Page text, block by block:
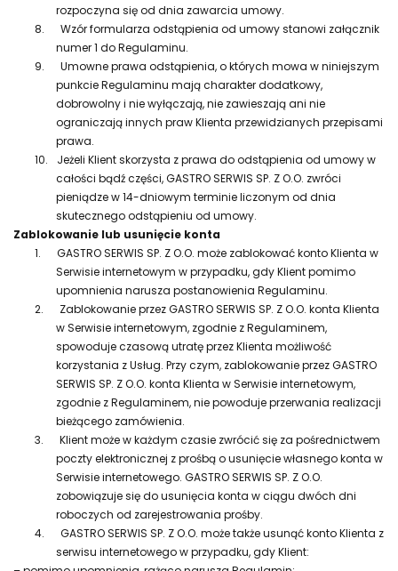
rozpoczyna się od dnia zawarcia umowy.
8.
Wzór formularza odstąpienia od umowy stanowi załącznik
numer 1 do Regulaminu.
9.
Umowne prawa odstąpienia, o których mowa w niniejszym
punkcie Regulaminu mają charakter dodatkowy,
dobrowolny i nie wyłączają, nie zawieszają ani nie
ograniczają innych praw Klienta przewidzianych przepisami
prawa.
10.
Jeżeli Klient skorzysta z prawa do odstąpienia od umowy w
całości bądź części, GASTRO SERWIS SP. Z O.O. zwróci
pieniądze w 14-dniowym terminie liczonym od dnia
skutecznego odstąpieniu od umowy.
Zablokowanie lub usunięcie konta
1.
GASTRO SERWIS SP. Z O.O. może zablokować konto Klienta w
Serwisie internetowym w przypadku, gdy Klient pomimo
upomnienia narusza postanowienia Regulaminu.
2.
Zablokowanie przez GASTRO SERWIS SP. Z O.O. konta Klienta
w Serwisie internetowym, zgodnie z Regulaminem,
spowoduje czasową utratę przez Klienta możliwość
korzystania z Usług. Przy czym, zablokowanie przez GASTRO
SERWIS SP. Z O.O. konta Klienta w Serwisie internetowym,
zgodnie z Regulaminem, nie powoduje przerwania realizacji
bieżącego zamówienia.
3.
Klient może w każdym czasie zwrócić się za pośrednictwem
poczty elektronicznej z prośbą o usunięcie własnego konta w
Serwisie internetowego. GASTRO SERWIS SP. Z O.O.
zobowiązuje się do usunięcia konta w ciągu dwóch dni
roboczych od zarejestrowania prośby.
4.
GASTRO SERWIS SP. Z O.O. może także usunąć konto Klienta z
serwisu internetowego w przypadku, gdy Klient: